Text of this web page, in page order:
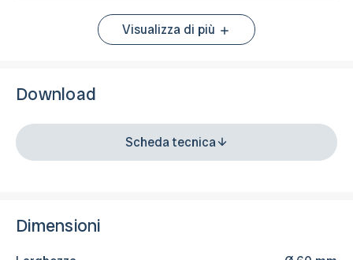
Visualizza di più
Download
Scheda tecnica
Dimensioni